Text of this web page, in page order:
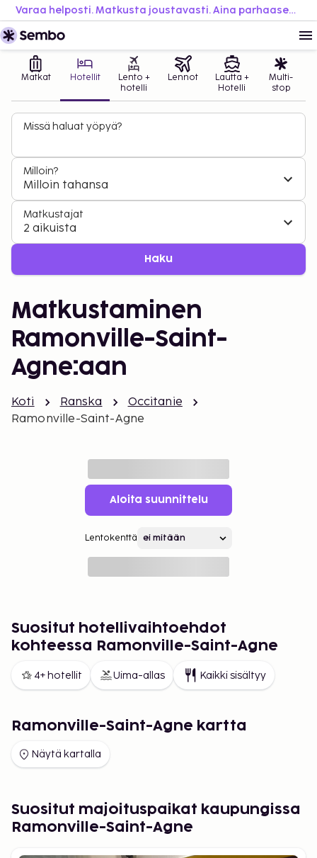
Varaa helposti. Matkusta joustavasti. Aina parhaaseen hintaan.
Matkat Hotellit
Lento +
hotelli
Lennot
Lautta +
Hotelli
Multi-
stop
Missä haluat yöpyä?
Milloin?
Milloin tahansa
Matkustajat
2 aikuista
Haku
Matkustaminen
Ramonville-Saint-
Agne:aan
Koti Ranska
Occitanie
Ramonville-Saint-Agne
Aloita suunnittelu
Lentokenttä
Suositut hotellivaihtoehdot
kohteessa Ramonville-Saint-Agne
4+ hotellit Uima-allas Kaikki sisältyy
Ramonville-Saint-Agne kartta
Näytä kartalla
Suositut majoituspaikat kaupungissa
Ramonville-Saint-Agne